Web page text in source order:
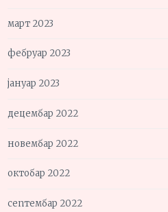
март 2023
фебруар 2023
јануар 2023
децембар 2022
новембар 2022
октобар 2022
септембар 2022